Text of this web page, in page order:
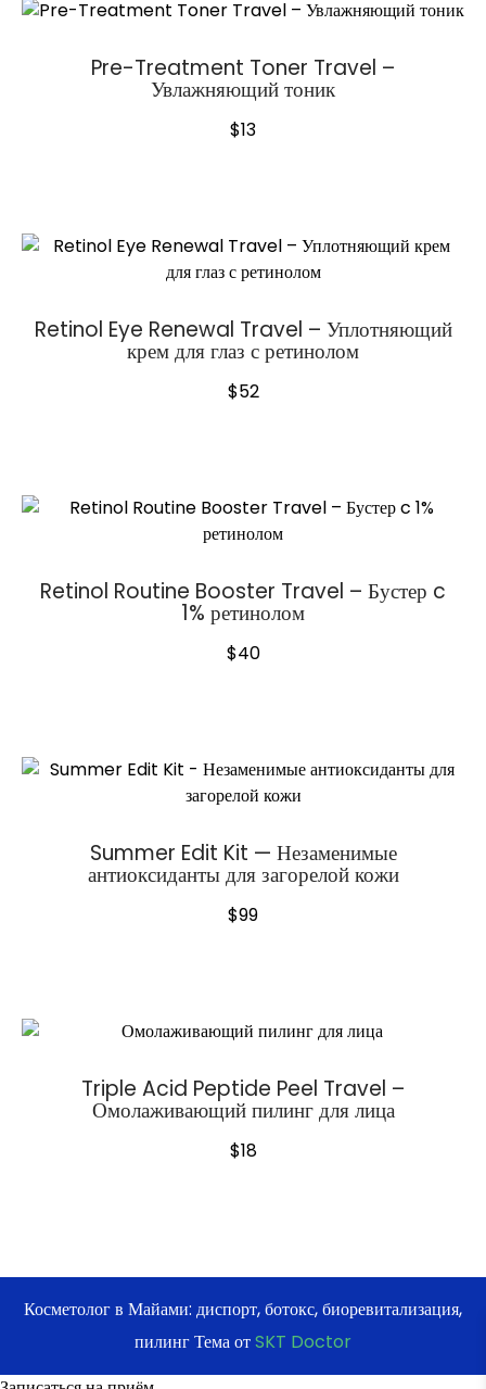
Pre-Treatment Toner Travel –
Увлажняющий тоник
$13
Retinol Eye Renewal Travel – Уплотняющий
крем для глаз с ретинолом
$52
Retinol Routine Booster Travel – Бустер c
1% ретинолом
$40
Summer Edit Kit — Незаменимые
антиоксиданты для загорелой кожи
$99
Triple Acid Peptide Peel Travel –
Омолаживающий пилинг для лица
$18
Косметолог в Майами: диспорт, ботокс, биоревитализация,
пилинг Тема отSKT Doctor